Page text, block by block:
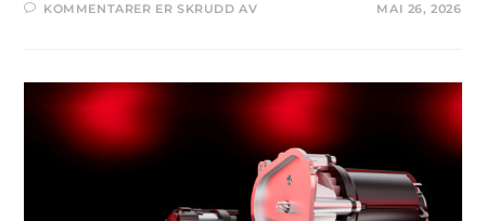
KOMMENTARER ER SKRUDD AV MAI 26, 2026